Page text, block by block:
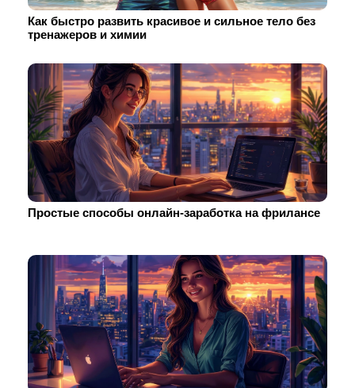
Как быстро развить красивое и сильное тело без
тренажеров и химии
Простые способы онлайн-заработка на фрилансе